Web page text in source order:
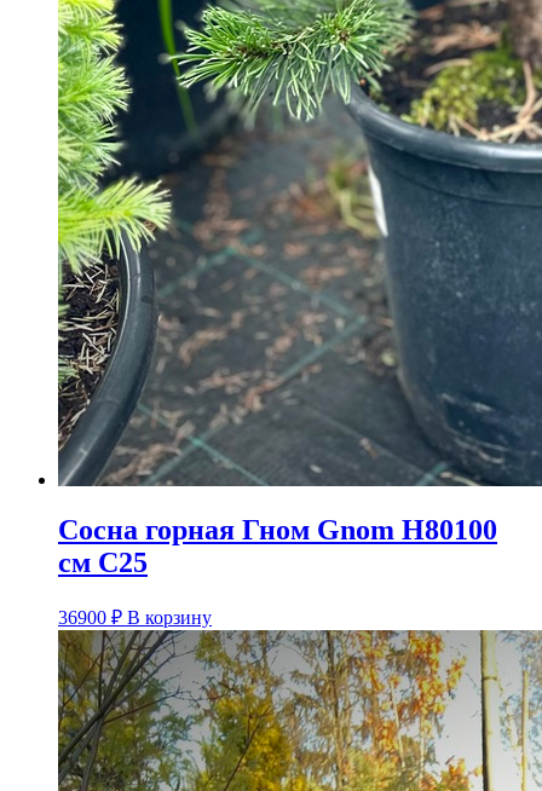
Сосна горная Гном Gnom H80100
см C25
36900 ₽ В корзину